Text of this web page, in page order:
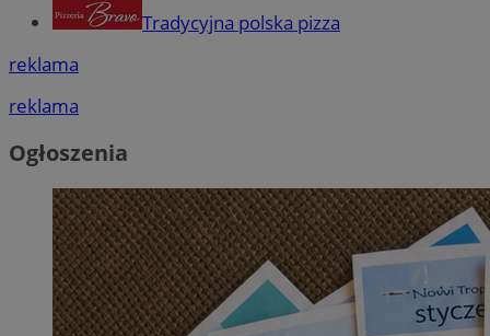
Tradycyjna polska pizza
reklama
reklama
Ogłoszenia